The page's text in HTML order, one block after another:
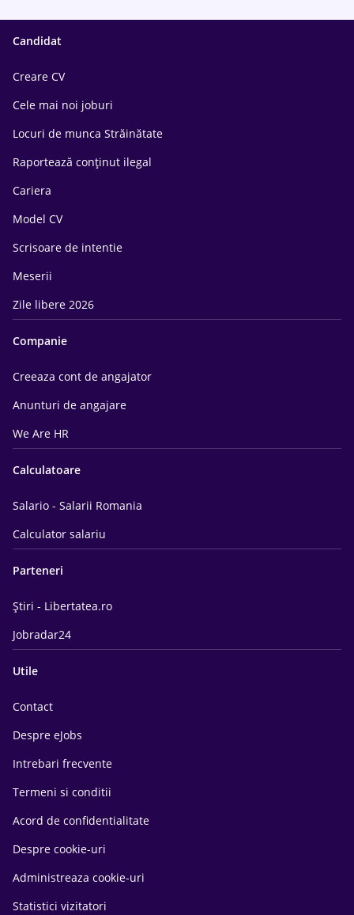
Candidat
Creare CV
Cele mai noi joburi
Locuri de munca Străinătate
Raportează conținut ilegal
Cariera
Model CV
Scrisoare de intentie
Meserii
Zile libere 2026
Companie
Creeaza cont de angajator
Anunturi de angajare
We Are HR
Calculatoare
Salario - Salarii Romania
Calculator salariu
Parteneri
Știri - Libertatea.ro
Jobradar24
Utile
Contact
Despre eJobs
Intrebari frecvente
Termeni si conditii
Acord de confidentialitate
Despre cookie-uri
Administreaza cookie-uri
Statistici vizitatori